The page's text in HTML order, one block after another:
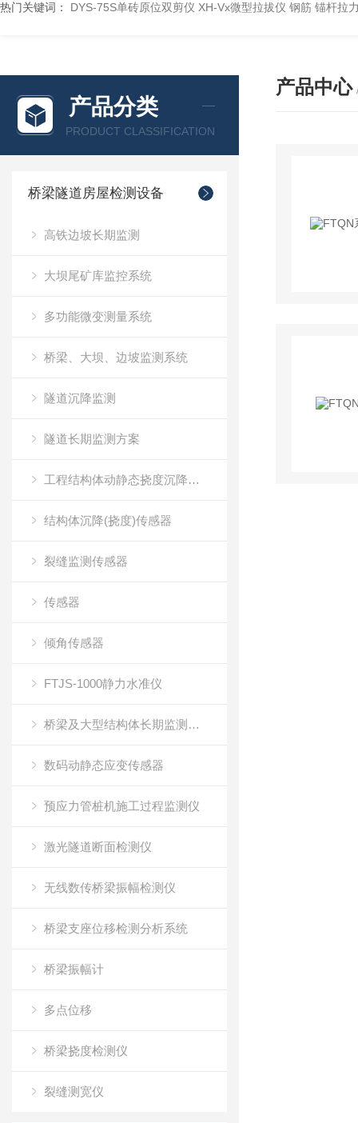
热门关键词： DYS-75S单砖原位双剪仪 XH-Vx微型拉拔仪 钢筋 锚杆拉
产品分类
PRODUCT CLASSIFICATION
桥梁隧道房屋检测设备
高铁边坡长期监测
大坝尾矿库监控系统
多功能微变测量系统
桥梁、大坝、边坡监测系统
隧道沉降监测
隧道长期监测方案
工程结构体动静态挠度沉降测试传感器
结构体沉降(挠度)传感器
裂缝监测传感器
传感器
倾角传感器
FTJS-1000静力水准仪
桥梁及大型结构体长期监测系统
数码动静态应变传感器
预应力管桩机施工过程监测仪
激光隧道断面检测仪
无线数传桥梁振幅检测仪
桥梁支座位移检测分析系统
桥梁振幅计
多点位移
桥梁挠度检测仪
裂缝测宽仪
产品中心